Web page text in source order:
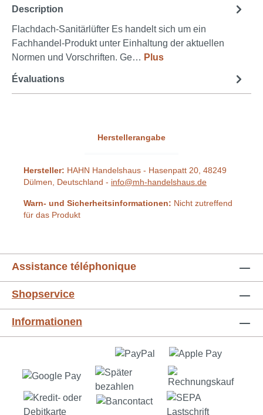
Description
Flachdach-Sanitärlüfter Es handelt sich um ein
Fachhandel-Produkt unter Einhaltung der aktuellen
Normen und Vorschriften. Ge… Plus
Évaluations
Herstellerangabe
Hersteller: HAHN Handelshaus - Hasenpatt 20, 48249
Dülmen, Deutschland - info@mh-handelshaus.de
Warn- und Sicherheitsinformationen: Nicht zutreffend
für das Produkt
Assistance téléphonique
Shopservice
Informationen